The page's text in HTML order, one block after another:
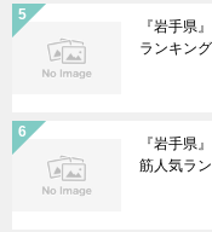
『岩手県
ランキング
『岩手県
筋人気ラ